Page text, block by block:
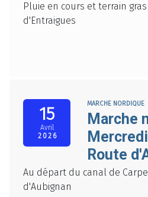
Pluie en cours et terrain
d'Entraigues
15
Avril
2026
MARCHE NORDIQUE
Marche
Route
Au départ du canal de
d'Aubignan